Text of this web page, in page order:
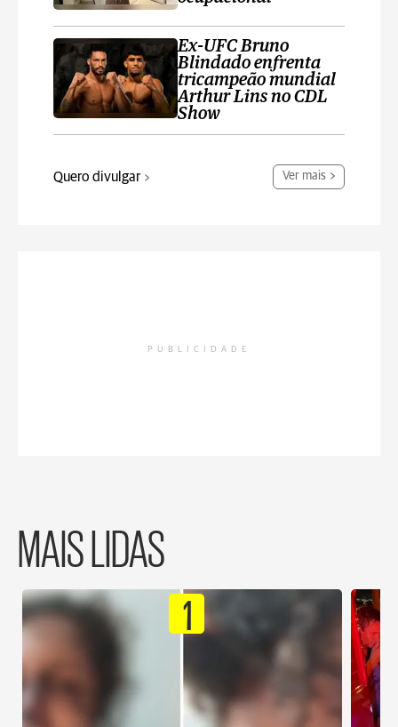
Ex-UFC Bruno
Blindado enfrenta
tricampeão mundial
Arthur Lins no CDL
Show
Quero divulgar Ver mais
PUBLICIDADE
MAIS LIDAS
1